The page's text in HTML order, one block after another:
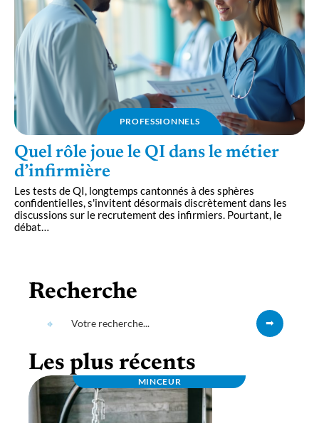
PROFESSIONNELS
Quel rôle joue le QI dans le métier
d’infirmière
Les tests de QI, longtemps cantonnés à des sphères
confidentielles, s'invitent désormais discrètement dans les
discussions sur le recrutement des infirmiers. Pourtant, le
débat
Recherche
Les plus récents
MINCEUR